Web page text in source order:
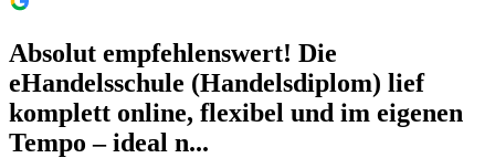
Absolut empfehlenswert! Die
eHandelsschule (Handelsdiplom) lief
komplett online, flexibel und im eigenen
Tempo – ideal n...